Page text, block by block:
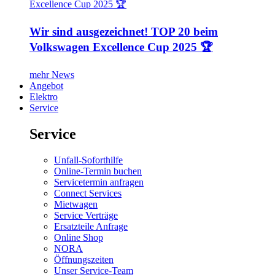
Wir sind ausgezeichnet! TOP 20 beim
Volkswagen Excellence Cup 2025 🏆
mehr News
Angebot
Elektro
Service
Service
Unfall-Soforthilfe
Online-Termin buchen
Servicetermin anfragen
Connect Services
Mietwagen
Service Verträge
Ersatzteile Anfrage
Online Shop
NORA
Öffnungszeiten
Unser Service-Team